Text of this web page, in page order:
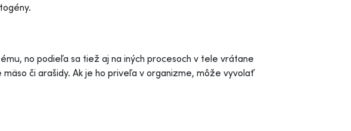
no podieľa sa tiež aj na iných procesoch v tele vrátane
či arašidy. Ak je ho priveľa v organizme, môže vyvolať